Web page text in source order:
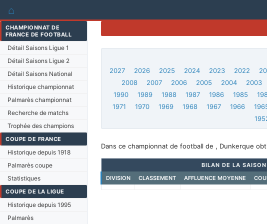
⌂
CHAMPIONNAT DE
FRANCE DE FOOTBALL
Détail Saisons Ligue 1
Détail Saisons Ligue 2
Détail Saisons National
Historique championnat
Palmarès championnat
Recherche de matchs
Trophée des champions
COUPE DE FRANCE
Historique depuis 1918
Palmarès coupe
Statistiques
COUPE DE LA LIGUE
Historique depuis 1995
Palmarès
2027
2026 2025 2024 2023 2022
2008
2007 2006 2005 2004 2003
1990
1989 1988 1987 1986 1985
1971
1970 1969 1968 1967 1966
Dans ce championnat de football de , Dunkerque
BILAN DE LA SAISON
DIVISION
CLASSEMENT AFFLUENCE MOYENNE